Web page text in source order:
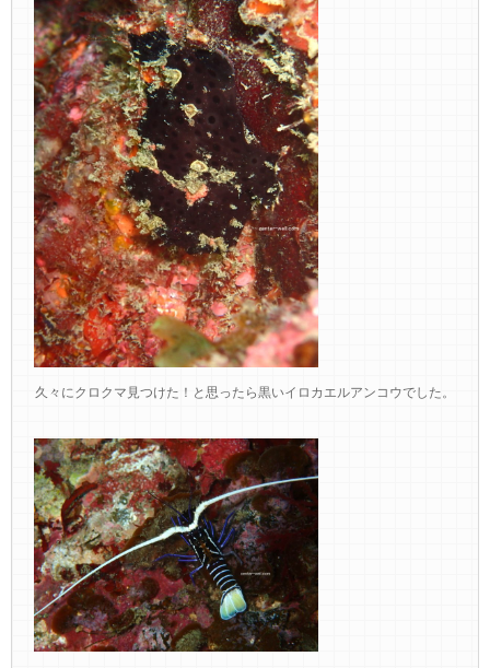
久々にクロクマ見つけた！と思ったら黒いイロカエルアンコウでした。